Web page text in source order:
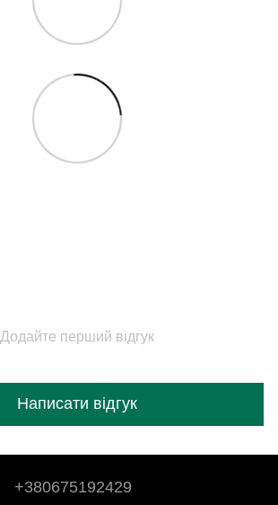
Додайте перший відгук
Написати відгук
+380675192429